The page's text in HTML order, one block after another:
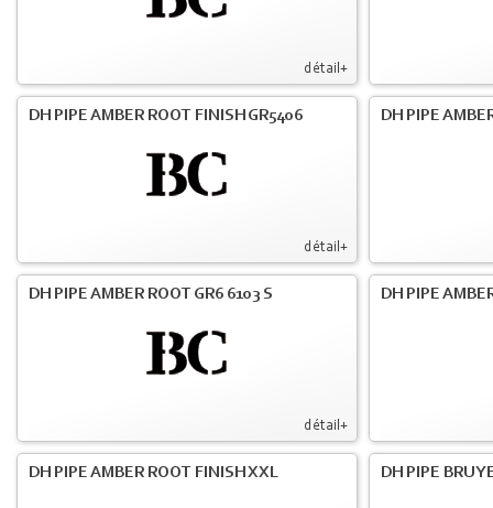
détail+
détail+
DH PIPE AMBER ROOT FINISH GR5406 DH PIPE
détail+
DH PIPE AMBER ROOT GR6 6103 S DH PIPE
DH PIPE AMBER ROOT FINISH XXL DH PIPE